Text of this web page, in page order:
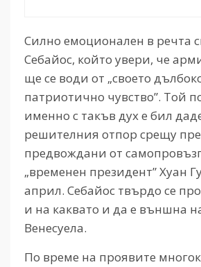
Силно емоционален в речта
Себайос, който увери, че
ще се води от „своето
патриотично чувство”. Той
именно с такъв дух е бил
решителния отпор срещу
предвождани от
„временен президент” Хуан
април. Себайос твърдо се
и на каквато и да е външна
Венесуела.
По време на проявите